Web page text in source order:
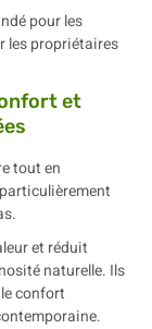
pour les
les propriétaires
et
tout en
et réduit
naturelle. Ils
confort